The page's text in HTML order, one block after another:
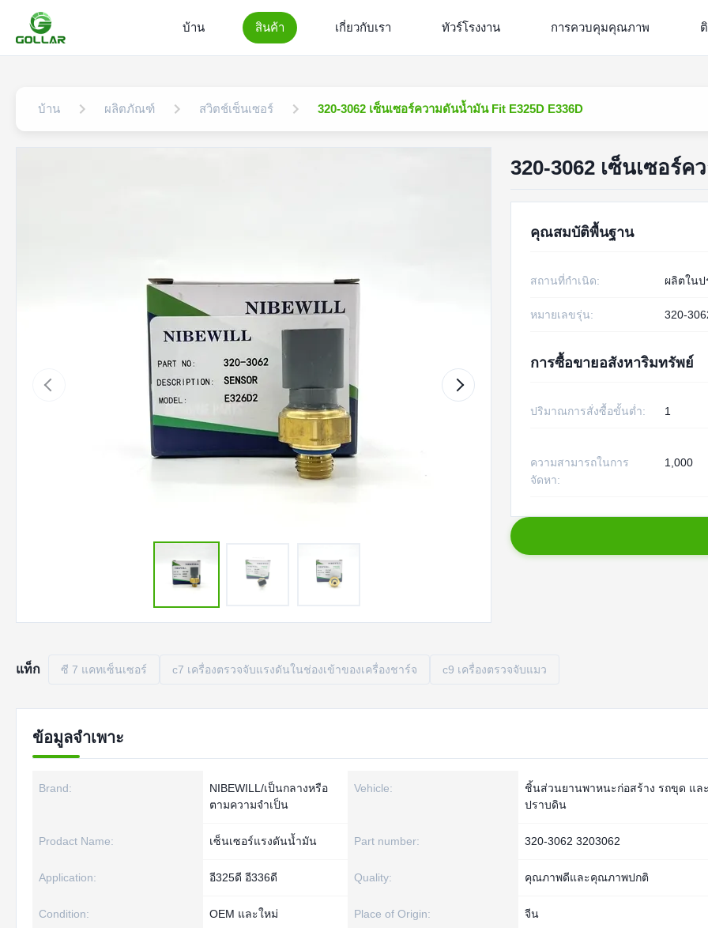
บ้าน สินค้า เกี่ยวกับเรา ทัวร์โรงงาน การควบคุมคุณภาพ
บ้าน ผลิตภัณฑ์ สวิตช์เซ็นเซอร์ 320-3062 เซ็นเซอร์ความดันน้ำมัน Fit E325D E336D
320-3062 เซ็นเซอร์
คุณสมบัติพื้นฐาน
สถานที่กำเนิด: ผลิตในป
หมายเลขรุ่น: 320-
การซื้อขายอสังหาริมทรัพย์
ปริมาณการสั่งซื้อขั้นต่ำ: 1
ความสามารถในการ
จัดหา:
1,000
แท็ก ซี 7 แคทเซ็นเซอร์ c7 เครื่องตรวจจับแรงดันในช่องเข้าของเครื่องชาร์จ c9 เครื่องตรวจจับแมว
ข้อมูลจำเพาะ
Brand:
NIBEWILL/เป็นกลางหรือ
ตามความจำเป็น
Vehicle:
ชิ้นส่วนยานพาหนะก่อสร้าง รถขุด แล
ปราบดิน
Prodact Name: เซ็นเซอร์แรงดันน้ำมัน Part number: 320-3062 3203062
Application: อี325ดี อี336ดี Quality: คุณภาพดีและคุณภาพปกติ
Condition: OEM และใหม่ Place of Origin: จีน